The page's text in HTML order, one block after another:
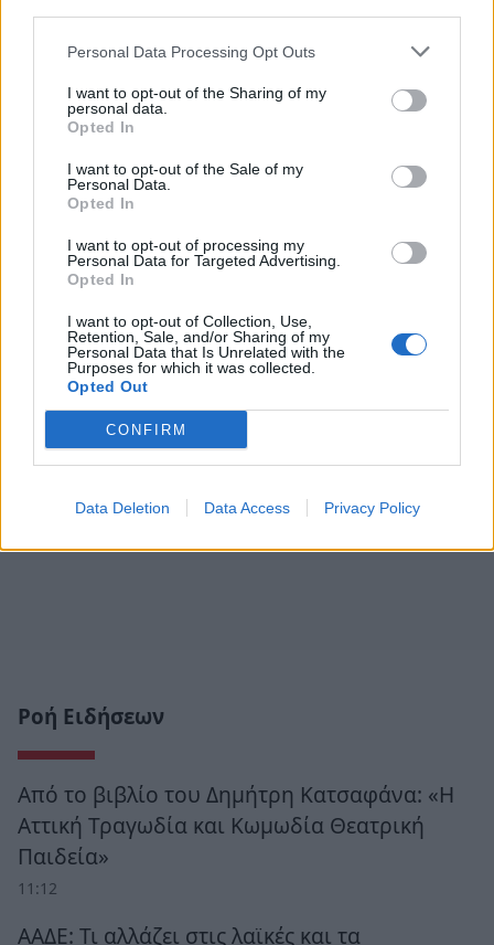
Personal Data Processing Opt Outs
I want to opt-out of the Sharing of my
personal data.
Opted In
I want to opt-out of the Sale of my
Personal Data.
Opted In
I want to opt-out of processing my
Personal Data for Targeted Advertising.
Opted In
I want to opt-out of Collection, Use,
Retention, Sale, and/or Sharing of my
Personal Data that Is Unrelated with the
Purposes for which it was collected.
Opted Out
CONFIRM
Data Deletion Data Access Privacy Policy
Ροή Ειδήσεων
Από το βιβλίο του Δημήτρη Κατσαφάνα: «Η
Αττική Τραγωδία και Κωμωδία Θεατρική
Παιδεία»
11:12
ΑΑΔΕ: Τι αλλάζει στις λαϊκές και τα